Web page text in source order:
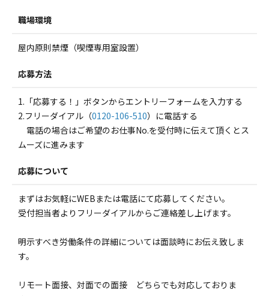
職場環境
屋内原則禁煙（喫煙専用室設置）
応募方法
1.「応募する！」ボタンからエントリーフォームを入力する
2.フリーダイアル（0120-106-510）に電話する
電話の場合はご希望のお仕事No.を受付時に伝えて頂くとス
ムーズに進みます
応募について
まずはお気軽にWEBまたは電話にて応募してください。
受付担当者よりフリーダイアルからご連絡差し上げます。
明示すべき労働条件の詳細については面談時にお伝え致しま
す。
リモート面接、対面での面接 どちらでも対応しておりま